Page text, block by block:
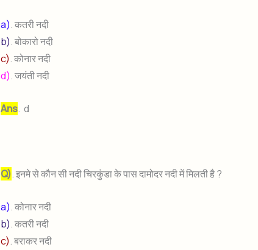
a). कतरी नदी
b). बोकारो नदी
c). कोनार नदी
d). जयंती नदी
Ans. d
Q). इनमे से कौन सी नदी चिरकुंडा के पास दामोदर नदी में मिलती है ?
a). कोनार नदी
b). कतरी नदी
c). बराकर नदी